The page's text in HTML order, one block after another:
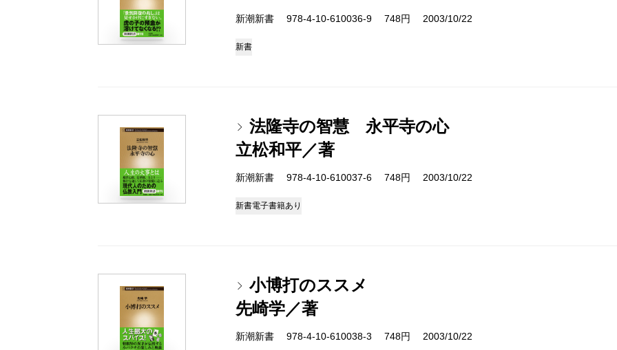
新潮新書 978-4-10-610036-9 748円 2003/10/22
新書
法隆寺の智慧 永平寺の心
立松和平／著
新潮新書 978-4-10-610037-6 748円 2003/10/22
新書電子書籍あり
小博打のススメ
先崎学／著
新潮新書 978-4-10-610038-3 748円 2003/10/22